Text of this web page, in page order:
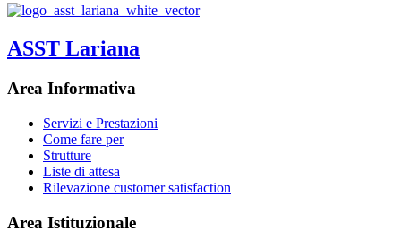
ASST Lariana
Area Informativa
Servizi e Prestazioni
Come fare per
Strutture
Liste di attesa
Rilevazione customer satisfaction
Area Istituzionale